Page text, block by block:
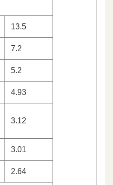
13.5
7.2
5.2
4.93
3.12
3.01
2.64